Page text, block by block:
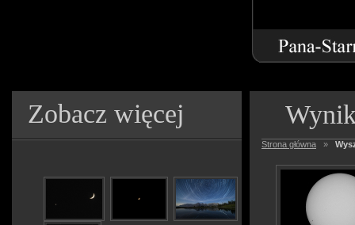
Zobacz więcej
Strona główna »